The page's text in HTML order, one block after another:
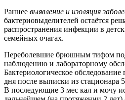
Раннее выявление и изоляция
бактериовыделителей остаётся
распространения инфекции в
семейных очагах.
Переболевшие брюшным тифом
наблюдению и лабораторному
Бактериологическое обследование
дня после выписки из стационара
В последующие 3 мес кал и мочу